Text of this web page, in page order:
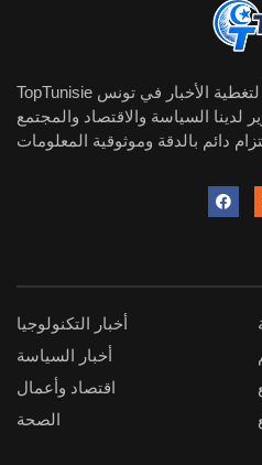
TopTunisie هو موقع إعلامي رقمي مخصص لتغطية الأخبار في تونس
لدينا السياسة والاقتصاد والمجتمع
أخبار التكنولوجيا
أخبار السياسة
اقتصاد وأعمال
الصحة